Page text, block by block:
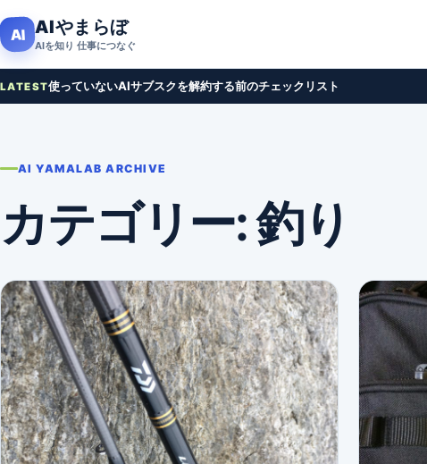
本文へ移動
AI AIやまらぼ
AIを知り 仕事につなぐ
LATEST使っていないAIサブスクを解約する前のチェックリスト
AI YAMALAB ARCHIVE
カテゴリー:釣り